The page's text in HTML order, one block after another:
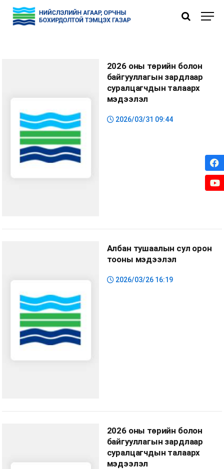
Нүүр»Ил тод байдал» Хүний нөөцийн ил тод байдал
2026 оны төрийн болон
байгууллагын зардлаар
суралцагчдын талаарх
мэдээлэл
2026/03/31 09:44
Албан тушаалын сул орон
тооны мэдээлэл
2026/03/26 16:19
2026 оны төрийн болон
байгууллагын зардлаар
суралцагчдын талаарх
мэдээлэл